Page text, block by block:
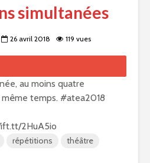
simultanées
26 avril 2018 119 vues
au moins quatre
temps. #atea2018
2HuA5io
répétitions théâtre